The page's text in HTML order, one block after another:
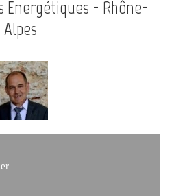
Energétiques - Rhône-
Alpes